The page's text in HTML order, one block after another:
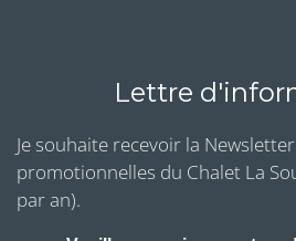
Lettre
Je souhaite recevoir la
promotionnelles du Chalet La
par an).